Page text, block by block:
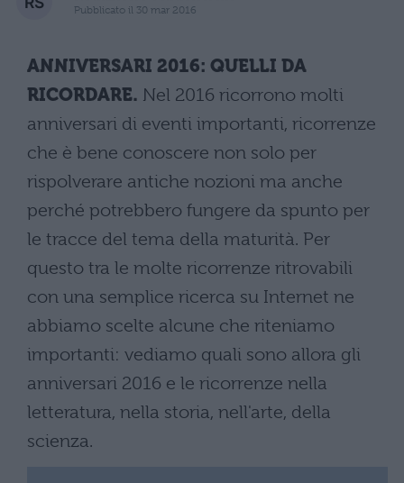
Pubblicato il 30 mar 2016
ANNIVERSARI 2016: QUELLI DA
RICORDARE. Nel 2016 ricorrono molti
anniversari di eventi importanti, ricorrenze
che è bene conoscere non solo per
rispolverare antiche nozioni ma anche
perché potrebbero fungere da spunto per
le tracce del tema della maturità. Per
questo tra le molte ricorrenze ritrovabili
con una semplice ricerca su Internet ne
abbiamo scelte alcune che riteniamo
importanti: vediamo quali sono allora gli
anniversari 2016 e le ricorrenze nella
letteratura, nella storia, nell'arte, della
scienza.